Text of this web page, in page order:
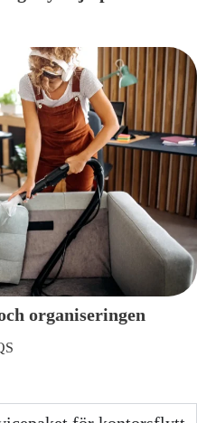
organiseringen